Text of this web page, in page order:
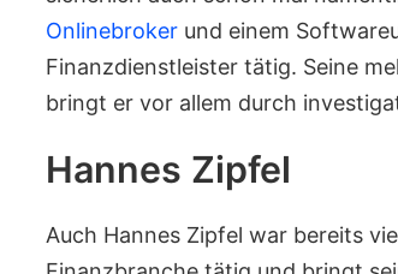
Onlinebroker und einem
Finanzdienstleister tätig. Seine
bringt er vor allem durch
Hannes Zipfel
Auch Hannes Zipfel war bereits